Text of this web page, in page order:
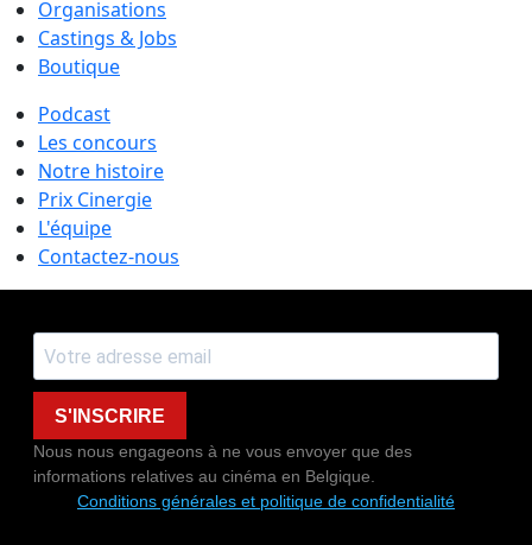
Organisations
Castings & Jobs
Boutique
Podcast
Les concours
Notre histoire
Prix Cinergie
L'équipe
Contactez-nous
S'INSCRIRE
Nous nous engageons à ne vous envoyer que des
informations relatives au cinéma en Belgique.
Conditions générales et politique de confidentialité